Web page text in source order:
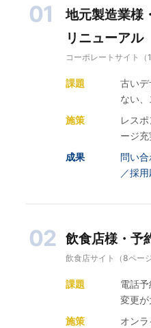
01
地元製造業様
リニューアル
コーポレートサイト（
課題
古い
ない
施策
レス
ージ
成果
問い
／採
02 飲食店様・予
飲食店サイト（8ペー
課題
電話
変更
施策
オン